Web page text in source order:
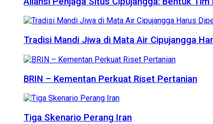
Tradisi Mandi Jiwa di Mata Air Cipujangga
BRIN – Kementan Perkuat Riset Pertanian
Tiga Skenario Perang Iran